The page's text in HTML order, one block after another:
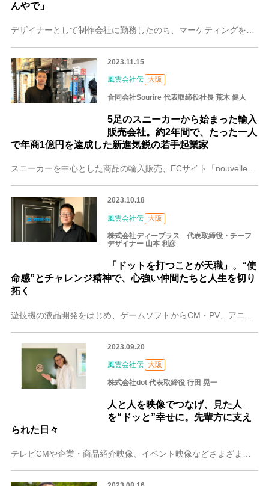
んやで」
2023.11.15
風雲会社伝 大阪
合同会社Sourire 代表取締役社長 荒木 健人
5足のスニーカーから始まった輸入
販売会社。約2年間で、たった一人
で年商1億円を達成した新進気鋭の若手起業家
スニーカーを中心とした商品の輸入販売、ECサイト「nouvelle」の運営を行う合同会社Sourire。スニーカーショップでのアルバイトで培った経験を生かし、現
2023.10.18
風雲会社伝 大阪
株式会社ディープラス 代表取締役・チーフ
デザイナー 山本 利彦
「ドットを打つことが天職」。“使
命感”とチャレンジ精神で、心強い仲間たちと人生を切り
拓く
2023.09.20
風雲会社伝 大阪
株式会社dot 代表取締役 行田 晃一
人と人を映像でつなげ、見た人
を“ドッと”幸せに。先輩方に支え
られた日々